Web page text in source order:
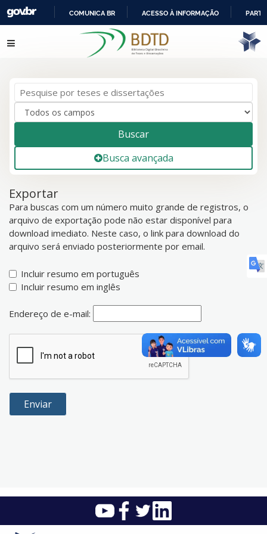
IR
PARA
COMUNICA BR ACESSO À INFORMAÇÃO
Pular para o conteúdo
Buscar
Busca avançada
Exportar
Para buscas com um número muito grande de registros, o
arquivo de exportação pode não estar disponível para
download imediato. Neste caso, o link para download do
arquivo será enviado posteriormente por email.
Incluir resumo em português
Incluir resumo em inglês
Endereço de e-mail: